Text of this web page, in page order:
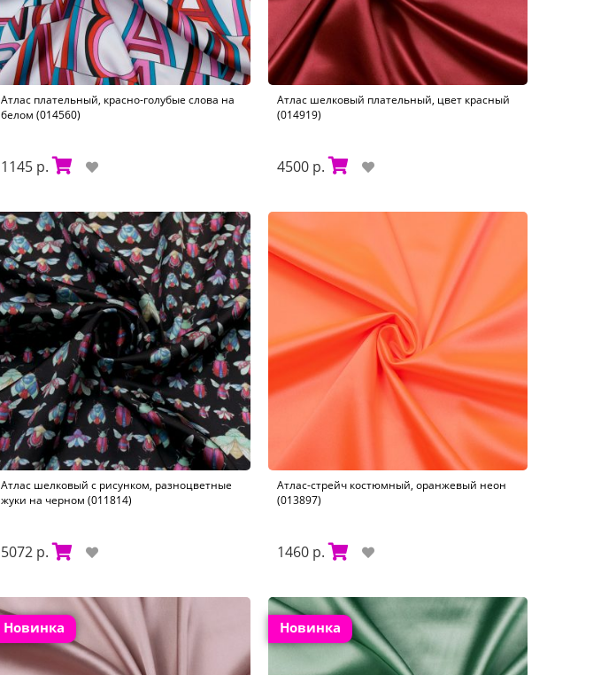
Атлас плательный, красно-голубые слова на
белом (014560)
1145 р.
Атлас шелковый плательный, цвет красный
(014919)
4500 р.
Атлас шелковый с рисунком, разноцветные
жуки на черном (011814)
5072 р.
Атлас-стрейч костюмный, оранжевый неон
(013897)
1460 р.
Новинка Новинка